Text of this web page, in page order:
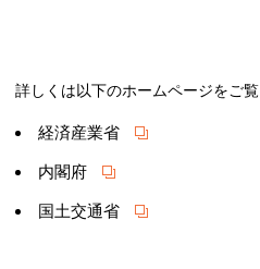
詳しくは以下のホームページをご覧
経済産業省
内閣府
国土交通省